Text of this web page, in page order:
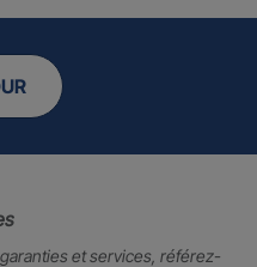
et services, référez-